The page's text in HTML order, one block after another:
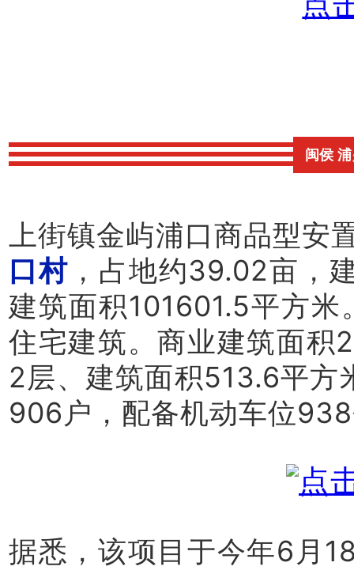
闽侯
上街镇金屿浦口商品型安
口村 ，占地约39.02亩，
建筑面积101601.5平方
住宅建筑。商业建筑面积
2层、建筑面积513.6平方
906户，配备机动车位
据悉，该项目于今年6月